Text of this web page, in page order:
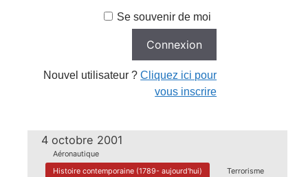
Se souvenir de moi
Nouvel utilisateur ?Cliquez ici pour
vous inscrire
4 octobre 2001
Aéronautique
Histoire contemporaine (1789- aujourd'hui)
Terrorisme